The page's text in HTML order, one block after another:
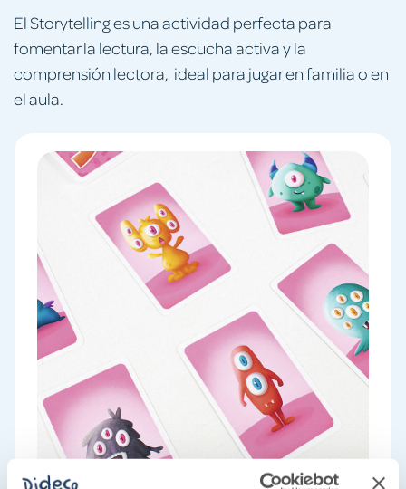
El Storytelling es una actividad perfecta para
fomentar la lectura, la escucha activa y la
comprensión lectora, ideal para jugar en familia o en
el aula.